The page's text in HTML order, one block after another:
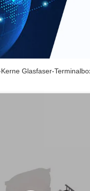
Glasfaser-